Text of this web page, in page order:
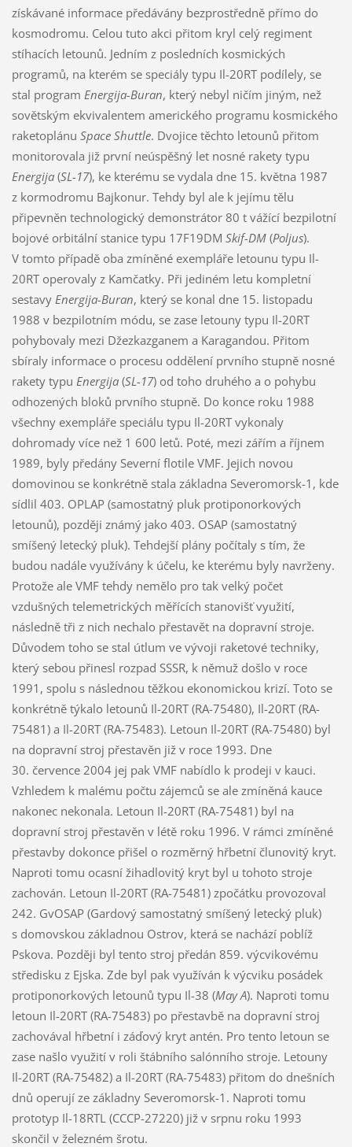
získávané informace předávány bezprostředně přímo do
kosmodromu. Celou tuto akci přitom kryl celý regiment
stíhacích letounů. Jedním z posledních kosmických
programů, na kterém se speciály typu Il-20RT podílely, se
stal program Energija-Buran, který nebyl ničím jiným, než
sovětským ekvivalentem amerického programu kosmického
raketoplánu Space Shuttle. Dvojice těchto letounů přitom
monitorovala již první neúspěšný let nosné rakety typu
Energija(SL-17), ke kterému se vydala dne 15. května 1987
z kormodromu Bajkonur. Tehdy byl ale k jejímu tělu
připevněn technologický demonstrátor 80 t vážící bezpilotní
bojové orbitální stanice typu 17F19DM Skif-DM(Poljus).
V tomto případě oba zmíněné exempláře letounu typu Il-
20RT operovaly z Kamčatky. Při jediném letu kompletní
sestavy Energija-Buran, který se konal dne 15. listopadu
1988 v bezpilotním módu, se zase letouny typu Il-20RT
pohybovaly mezi Džezkazganem a Karagandou. Přitom
sbíraly informace o procesu oddělení prvního stupně nosné
rakety typu Energija(SL-17) od toho druhého a o pohybu
odhozených bloků prvního stupně. Do konce roku 1988
všechny exempláře speciálu typu Il-20RT vykonaly
dohromady více než 1 600 letů. Poté, mezi zářím a říjnem
1989, byly předány Severní flotile VMF. Jejich novou
domovinou se konkrétně stala základna Severomorsk-1, kde
sídlil 403. OPLAP (samostatný pluk protiponorkových
letounů), později známý jako 403. OSAP (samostatný
smíšený letecký pluk). Tehdejší plány počítaly s tím, že
budou nadále využívány k účelu, ke kterému byly navrženy.
Protože ale VMF tehdy nemělo pro tak velký počet
vzdušných telemetrických měřících stanovišť využití,
následně tři z nich nechalo přestavět na dopravní stroje.
Důvodem toho se stal útlum ve vývoji raketové techniky,
který sebou přinesl rozpad SSSR, k němuž došlo v roce
1991, spolu s následnou těžkou ekonomickou krizí. Toto se
konkrétně týkalo letounů Il-20RT (RA-75480), Il-20RT (RA-
75481) a Il-20RT (RA-75483). Letoun Il-20RT (RA-75480) byl
na dopravní stroj přestavěn již v roce 1993. Dne
30. července 2004 jej pak VMF nabídlo k prodeji v kauci.
Vzhledem k malému počtu zájemců se ale zmíněná kauce
nakonec nekonala. Letoun Il-20RT (RA-75481) byl na
dopravní stroj přestavěn v létě roku 1996. V rámci zmíněné
přestavby dokonce přišel o rozměrný hřbetní člunovitý kryt.
Naproti tomu ocasní žihadlovitý kryt byl u tohoto stroje
zachován. Letoun Il-20RT (RA-75481) zpočátku provozoval
242. GvOSAP (Gardový samostatný smíšený letecký pluk)
s domovskou základnou Ostrov, která se nachází poblíž
Pskova. Později byl tento stroj předán 859. výcvikovému
středisku z Ejska. Zde byl pak využíván k výcviku posádek
protiponorkových letounů typu Il-38 (May A). Naproti tomu
letoun Il-20RT (RA-75483) po přestavbě na dopravní stroj
zachovával hřbetní i záďový kryt antén. Pro tento letoun se
zase našlo využití v roli štábního salónního stroje. Letouny
Il-20RT (RA-75482) a Il-20RT (RA-75483) přitom do dnešních
dnů operují ze základny Severomorsk-1. Naproti tomu
prototyp Il-18RTL (CCCP-27220) již v srpnu roku 1993
skončil v železném šrotu.